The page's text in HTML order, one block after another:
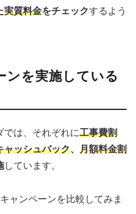
実質料金をチェックするよう
を実施している
では、それぞれに工事費割
ャッシュバック、 月額料金割
しています。
ャンペーンを比較してみま